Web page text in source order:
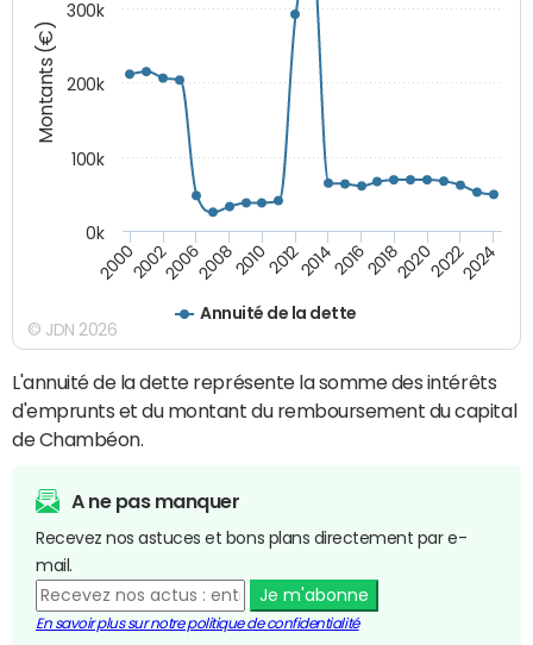
Montants (€)
Annuité de la dette
200020022006200820102012201420162018202020222024
0k
100k
200k
300k
© JDN 2026
L'annuité de la dette représente la somme des intérêts
d'emprunts et du montant du remboursement du capital
de Chambéon.
A ne pas manquer
Recevez nos astuces et bons plans directement par e-
mail.
Je m'abonne
En savoir plus sur notre politique de confidentialité